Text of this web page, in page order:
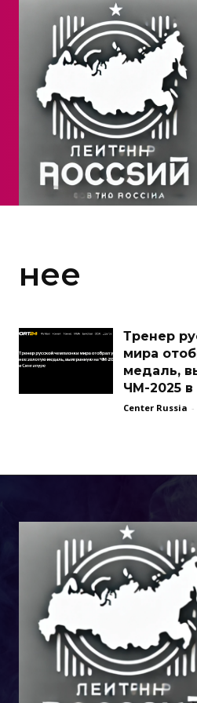
нее
Тренер
мира
медаль,
ЧМ-2025 в
Center Russia -